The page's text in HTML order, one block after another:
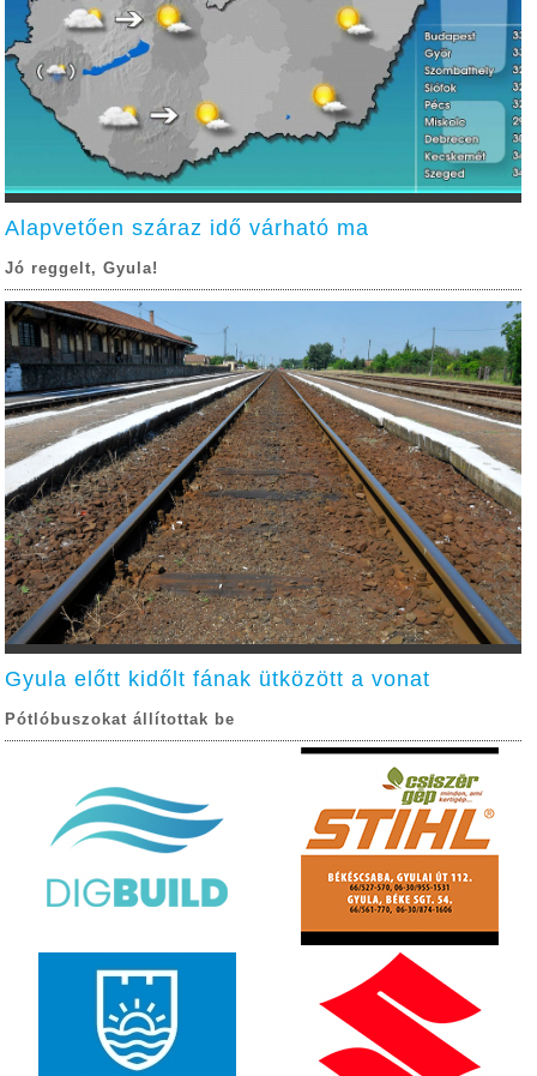
Alapvetően száraz idő várható ma
Jó reggelt, Gyula!
Gyula előtt kidőlt fának ütközött a vonat
Pótlóbuszokat állítottak be